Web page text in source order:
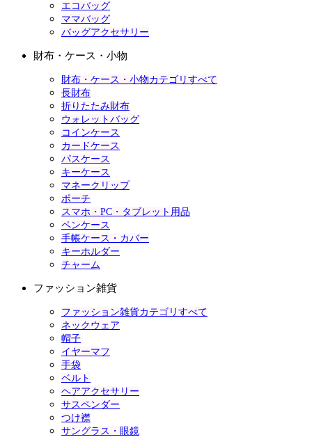
エコバッグ
ママバッグ
バッグアクセサリー
財布・ケース・小物
財布・ケース・小物カテゴリすべて
長財布
折りたたみ財布
ウォレットバッグ
コインケース
カードケース
パスケース
キーケース
マネークリップ
ポーチ
スマホ・PC・タブレット用品
ペンケース
手帳ケース・カバー
キーホルダー
チャーム
ファッション雑貨
ファッション雑貨カテゴリすべて
ネックウェア
帽子
イヤーマフ
手袋
ベルト
ヘアアクセサリー
サスペンダー
つけ襟
サングラス・眼鏡